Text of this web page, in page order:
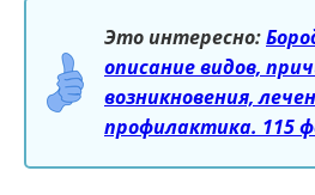
Это интересно:
описание видов,
возникновения,
профилактика. 115